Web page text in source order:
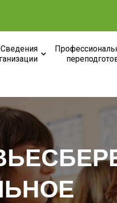
Сведения